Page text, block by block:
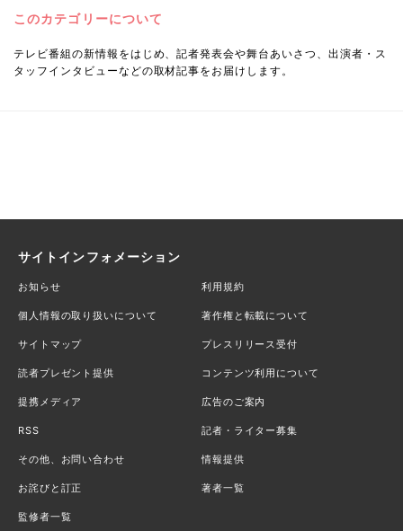
このカテゴリーについて
テレビ番組の新情報をはじめ、記者発表会や舞台あいさつ、出演者・ス
タッフインタビューなどの取材記事をお届けします。
サイトインフォメーション
お知らせ 利用規約
個人情報の取り扱いについて 著作権と転載について
サイトマップ プレスリリース受付
読者プレゼント提供 コンテンツ利用について
提携メディア 広告のご案内
RSS 記者・ライター募集
その他、お問い合わせ 情報提供
お詫びと訂正 著者一覧
監修者一覧